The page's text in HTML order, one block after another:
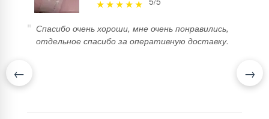
★★★★★
" Спасибо очень хороши, мне очень понравились,
отдельное спасибо за оперативную доставку.
"